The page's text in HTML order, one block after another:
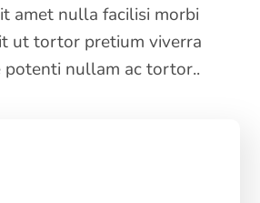
amet nulla facilisi morbi
ut tortor pretium viverra
potenti nullam ac tortor..